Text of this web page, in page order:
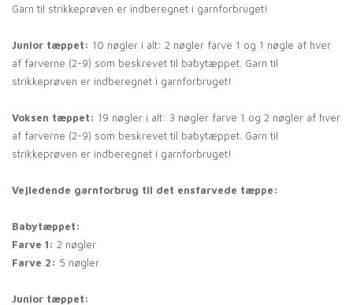
Garn til strikkeprøven er indberegnet i garnforbruget!
Junior tæppet: 10 nøgler i alt: 2 nøgler farve 1 og 1 nøgle af hver
af farverne (2-9) som beskrevet til babytæppet. Garn til
strikkeprøven er indberegnet i garnforbruget!
Voksen tæppet: 19 nøgler i alt: 3 nøgler farve 1 og 2 nøgler af hver
af farverne (2-9) som beskrevet til babytæppet. Garn til
strikkeprøven er indberegnet i garnforbruget!
Vejledende garnforbrug til det ensfarvede tæppe:
Babytæppet:
Farve 1: 2 nøgler
Farve 2: 5 nøgler
Junior tæppet: